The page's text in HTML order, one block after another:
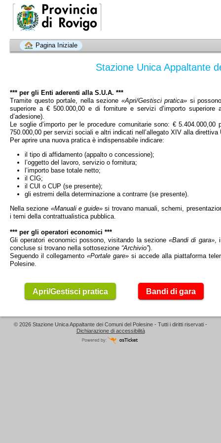
Pagina Iniziale
Stazione Unica Appaltante
*** per gli Enti aderenti alla S.U.A. ***
Tramite questo portale, nella sezione «Apri/Gestisci pratica» si
superiore a € 500.000,00 e di forniture e servizi d’importo
d’adesione).
Le soglie d’importo per le procedure comunitarie sono: €
750.000,00 per servizi sociali e altri indicati nell’allegato XIV alla direttiva
Per aprire una nuova pratica è indispensabile indicare:
il tipo di affidamento (appalto o concessione);
l’oggetto del lavoro, servizio o fornitura;
l’importo base totale netto;
il CIG;
il CUI o CUP (se presente);
gli estremi della determinazione a contrarre (se presente).
Nella sezione «Manuali e guide» si trovano manuali, schemi,
i temi della contrattualistica pubblica.
*** per gli operatori economici ***
Gli operatori economici possono, visitando la sezione«Bandi di gara»,
concluse si trovano nella sottosezione “Archivio”).
Seguendo il collegamento «Portale gare»si accede alla piattaforma
Polesine.
Apri/Gestisci pratica Bandi di gara
© 2026 Stazione Unica Appaltante dei Comuni del Polesine - Tutti i diritti riservati -
Dichiarazione di accessibilità